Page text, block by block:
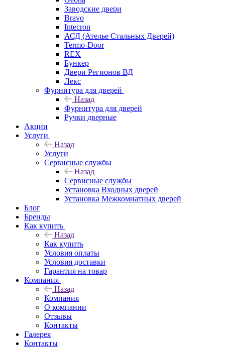
Заводские двери
Bravo
Intecron
АСД (Ателье Стальных Дверей)
Termo-Door
REX
Бункер
Двери Регионов ВД
Лекс
Фурнитура для дверей
Назад
Фурнитура для дверей
Ручки дверные
Акции
Услуги
Назад
Услуги
Сервисные службы
Назад
Сервисные службы
Установка Входных дверей
Установка Межкомнатных дверей
Блог
Бренды
Как купить
Назад
Как купить
Условия оплаты
Условия доставки
Гарантия на товар
Компания
Назад
Компания
О компании
Отзывы
Контакты
Галерея
Контакты